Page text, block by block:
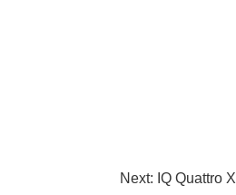
Next: IQ Quattro X